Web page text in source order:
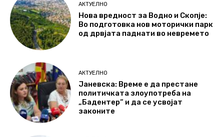
АКТУЕЛНО
Нова вредност за Водно и Скопје:
Во подготовка нов моторички парк
од дрвјата паднати во невремето
АКТУЕЛНО
Јаневска: Време е да престане
политичката злоупотреба на
„Бадентер“ и да се усвојат
законите